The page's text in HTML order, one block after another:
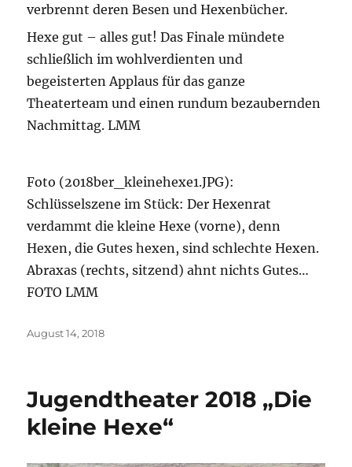
verbrennt deren Besen und Hexenbücher.
Hexe gut – alles gut! Das Finale mündete
schließlich im wohlverdienten und
begeisterten Applaus für das ganze
Theaterteam und einen rundum bezaubernden
Nachmittag. LMM
Foto (2018ber_kleinehexe1.JPG):
Schlüsselszene im Stück: Der Hexenrat
verdammt die kleine Hexe (vorne), denn
Hexen, die Gutes hexen, sind schlechte Hexen.
Abraxas (rechts, sitzend) ahnt nichts Gutes…
FOTO LMM
Veröffentlicht
August 14, 2018
Jugendtheater 2018 „Die
kleine Hexe“